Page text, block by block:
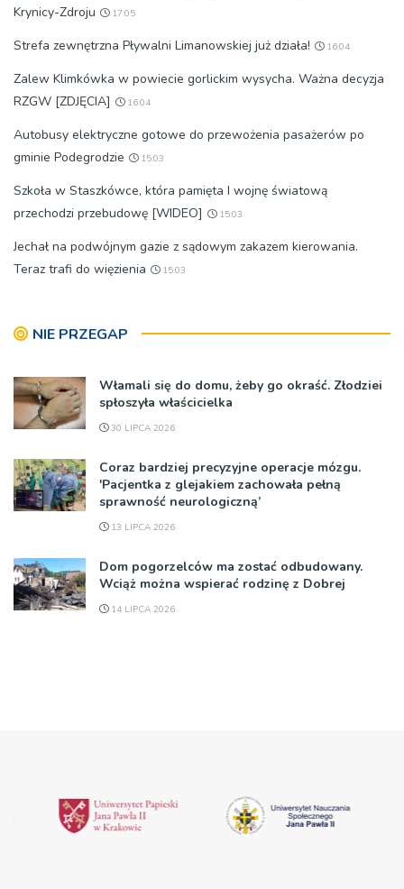
Krynicy-Zdroju
17:05
Strefa zewnętrzna Pływalni Limanowskiej już działa! 16:04
Zalew Klimkówka w powiecie gorlickim wysycha. Ważna decyzja
RZGW [ZDJĘCIA]
16:04
Autobusy elektryczne gotowe do przewożenia pasażerów po
gminie Podegrodzie
15:03
Szkoła w Staszkówce, która pamięta I wojnę światową
przechodzi przebudowę [WIDEO]
15:03
Jechał na podwójnym gazie z sądowym zakazem kierowania.
Teraz trafi do więzienia
15:03
NIE PRZEGAP
Włamali się do domu, żeby go okraść. Złodziei
spłoszyła właścicielka
30 LIPCA 2026
Coraz bardziej precyzyjne operacje mózgu.
'Pacjentka z glejakiem zachowała pełną
sprawność neurologiczną’
13 LIPCA 2026
Dom pogorzelców ma zostać odbudowany.
Wciąż można wspierać rodzinę z Dobrej
14 LIPCA 2026